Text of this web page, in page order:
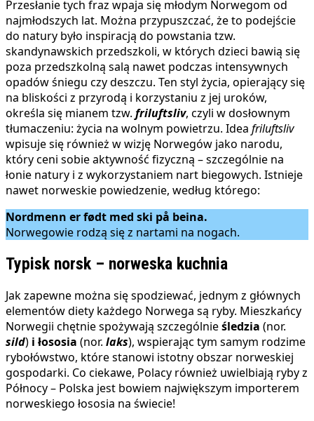
Przesłanie tych fraz wpaja się młodym Norwegom od
najmłodszych lat. Można przypuszczać, że to podejście
do natury było inspiracją do powstania tzw.
skandynawskich przedszkoli, w których dzieci bawią się
poza przedszkolną salą nawet podczas intensywnych
opadów śniegu czy deszczu. Ten styl życia, opierający się
na bliskości z przyrodą i korzystaniu z jej uroków,
określa się mianem tzw. friluftsliv, czyli w dosłownym
tłumaczeniu: życia na wolnym powietrzu. Idea friluftsliv
wpisuje się również w wizję Norwegów jako narodu,
który ceni sobie aktywność fizyczną – szczególnie na
łonie natury i z wykorzystaniem nart biegowych. Istnieje
nawet norweskie powiedzenie, według którego:
Nordmenn er født med ski på beina.
Norwegowie rodzą się z nartami na nogach.
Typisk norsk – norweska kuchnia
Jak zapewne można się spodziewać, jednym z głównych
elementów diety każdego Norwega są ryby. Mieszkańcy
Norwegii chętnie spożywają szczególnieśledzia (nor.
sild) i łososia (nor. laks), wspierając tym samym rodzime
rybołówstwo, które stanowi istotny obszar norweskiej
gospodarki. Co ciekawe, Polacy również uwielbiają ryby z
Północy – Polska jest bowiem największym importerem
norweskiego łososia na świecie!